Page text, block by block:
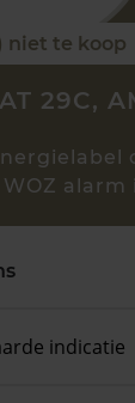
-18:00
niet te koop
29C,
alarm
indicatie